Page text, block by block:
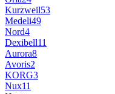
Kurzweil53
Medeli49
Nord4
Dexibell11
Aurora8
Avoris2
KORG3
Nux11